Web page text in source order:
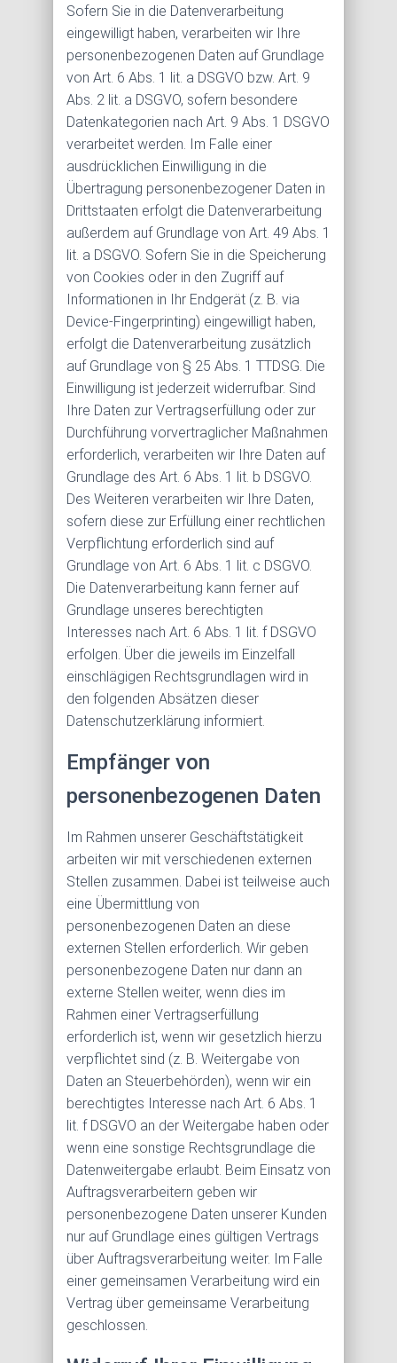
Sofern Sie in die Datenverarbeitung
eingewilligt haben, verarbeiten wir Ihre
personenbezogenen Daten auf Grundlage
von Art. 6 Abs. 1 lit. a DSGVO bzw. Art. 9
Abs. 2 lit. a DSGVO, sofern besondere
Datenkategorien nach Art. 9 Abs. 1 DSGVO
verarbeitet werden. Im Falle einer
ausdrücklichen Einwilligung in die
Übertragung personenbezogener Daten in
Drittstaaten erfolgt die Datenverarbeitung
außerdem auf Grundlage von Art. 49 Abs. 1
lit. a DSGVO. Sofern Sie in die Speicherung
von Cookies oder in den Zugriff auf
Informationen in Ihr Endgerät (z. B. via
Device-Fingerprinting) eingewilligt haben,
erfolgt die Datenverarbeitung zusätzlich
auf Grundlage von § 25 Abs. 1 TTDSG. Die
Einwilligung ist jederzeit widerrufbar. Sind
Ihre Daten zur Vertragserfüllung oder zur
Durchführung vorvertraglicher Maßnahmen
erforderlich, verarbeiten wir Ihre Daten auf
Grundlage des Art. 6 Abs. 1 lit. b DSGVO.
Des Weiteren verarbeiten wir Ihre Daten,
sofern diese zur Erfüllung einer rechtlichen
Verpflichtung erforderlich sind auf
Grundlage von Art. 6 Abs. 1 lit. c DSGVO.
Die Datenverarbeitung kann ferner auf
Grundlage unseres berechtigten
Interesses nach Art. 6 Abs. 1 lit. f DSGVO
erfolgen. Über die jeweils im Einzelfall
einschlägigen Rechtsgrundlagen wird in
den folgenden Absätzen dieser
Datenschutzerklärung informiert.
Empfänger von
personenbezogenen Daten
Im Rahmen unserer Geschäftstätigkeit
arbeiten wir mit verschiedenen externen
Stellen zusammen. Dabei ist teilweise auch
eine Übermittlung von
personenbezogenen Daten an diese
externen Stellen erforderlich. Wir geben
personenbezogene Daten nur dann an
externe Stellen weiter, wenn dies im
Rahmen einer Vertragserfüllung
erforderlich ist, wenn wir gesetzlich hierzu
verpflichtet sind (z. B. Weitergabe von
Daten an Steuerbehörden), wenn wir ein
berechtigtes Interesse nach Art. 6 Abs. 1
lit. f DSGVO an der Weitergabe haben oder
wenn eine sonstige Rechtsgrundlage die
Datenweitergabe erlaubt. Beim Einsatz von
Auftragsverarbeitern geben wir
personenbezogene Daten unserer Kunden
nur auf Grundlage eines gültigen Vertrags
über Auftragsverarbeitung weiter. Im Falle
einer gemeinsamen Verarbeitung wird ein
Vertrag über gemeinsame Verarbeitung
geschlossen.